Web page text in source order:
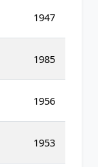
1947
1985
1956
1953